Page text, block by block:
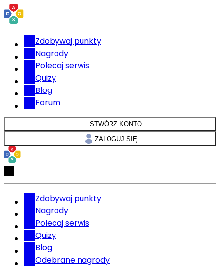
Zdobywaj punkty
Nagrody
Polecaj serwis
Quizy
Blog
Forum
STWÓRZ KONTO
ZALOGUJ SIĘ
Zdobywaj punkty
Nagrody
Polecaj serwis
Quizy
Blog
Odebrane nagrody